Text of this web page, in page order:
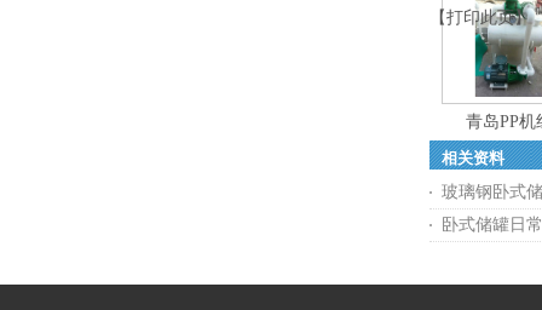
【打印此页】
青岛PP机
相关资料
玻璃钢卧式
卧式储罐日